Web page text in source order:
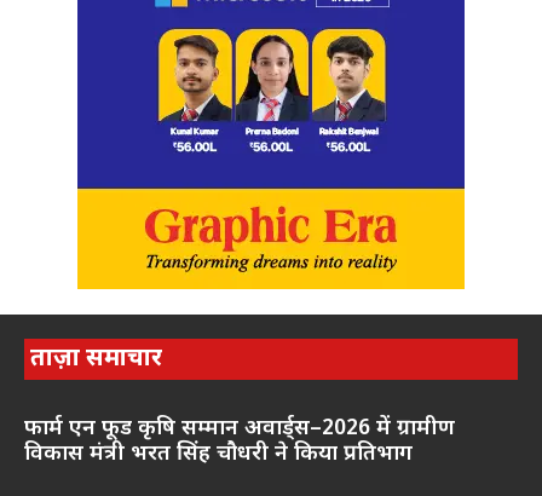
ताज़ा समाचार
फार्म एन फूड कृषि सम्मान अवार्ड्स–2026 में ग्रामीण
विकास मंत्री भरत सिंह चौधरी ने किया प्रतिभाग